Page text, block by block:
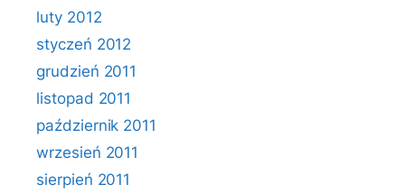
luty 2012
styczeń 2012
grudzień 2011
listopad 2011
październik 2011
wrzesień 2011
sierpień 2011